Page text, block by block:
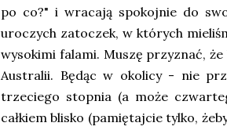
po co?" i wracają spokojnie do
uroczych zatoczek, w których
wysokimi falami. Muszę przyznać,
Australii. Będąc w okolicy - nie
trzeciego stopnia (a może
całkiem blisko (pamiętajcie tylko,